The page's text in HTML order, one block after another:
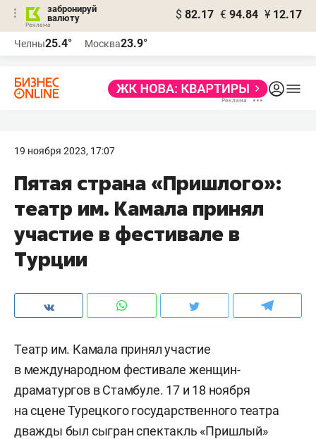
забронируй
валюту
$ 82.17 € 94.84 ¥ 12.17
Челны25.4° Москва23.9°
19 ноября 2023, 17:07
Пятая страна «Пришлого»:
театр им. Камала принял
участие в фестивале в
Турции
Театр им. Камала принял участие
в международном фестивале женщин-
драматургов в Стамбуле. 17 и 18 ноября
на сцене Турецкого государственного театра
дважды был сыгран спектакль «Пришлый»